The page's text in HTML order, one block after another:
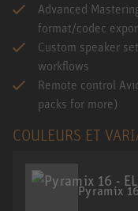
Advanced
format/codec
Custom speaker
workflows
Remote control
packs for more)
COULEURS ET
Pyramix